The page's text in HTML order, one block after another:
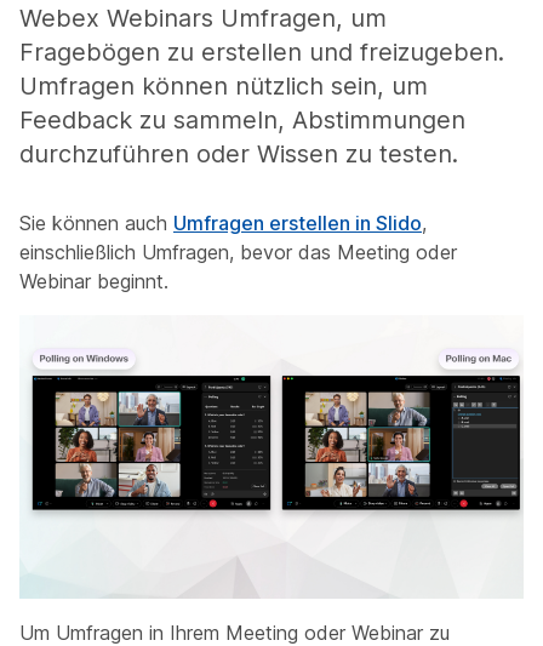
Webex Webinars Umfragen, um
Fragebögen zu erstellen und freizugeben.
Umfragen können nützlich sein, um
Feedback zu sammeln, Abstimmungen
durchzuführen oder Wissen zu testen.
Sie können auch Umfragen erstellen in Slido,
einschließlich Umfragen, bevor das Meeting oder
Webinar beginnt.
Um Umfragen in Ihrem Meeting oder Webinar zu